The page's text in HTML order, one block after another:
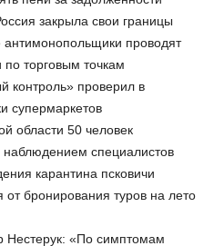
закрыла свои границы
антимонопольщики проводят
торговым точкам
контроль» проверил в
супермаркетов
области 50 человек
специалистов
карантина псковичи
от бронирования туров на лето
Нестерук: «По симптомам